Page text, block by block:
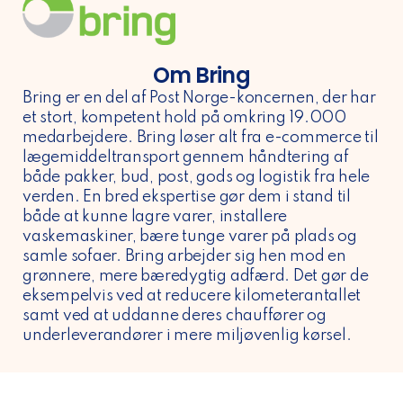
Om Bring
Bring er en del af Post Norge-koncernen, der har
et stort, kompetent hold på omkring 19.000
medarbejdere. Bring løser alt fra e-commerce til
lægemiddeltransport gennem håndtering af
både pakker, bud, post, gods og logistik fra hele
verden. En bred ekspertise gør dem i stand til
både at kunne lagre varer, installere
vaskemaskiner, bære tunge varer på plads og
samle sofaer. Bring arbejder sig hen mod en
grønnere, mere bæredygtig adfærd. Det gør de
eksempelvis ved at reducere kilometerantallet
samt ved at uddanne deres chauffører og
underleverandører i mere miljøvenlig kørsel.